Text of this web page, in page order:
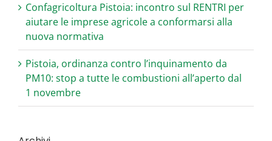
Confagricoltura Pistoia: incontro sul RENTRI per
aiutare le imprese agricole a conformarsi alla
nuova normativa
Pistoia, ordinanza contro l’inquinamento da
PM10: stop a tutte le combustioni all’aperto dal
1 novembre